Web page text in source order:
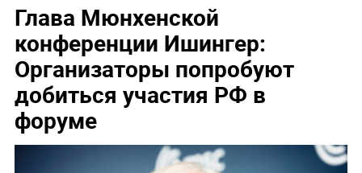
Глава Мюнхенской
конференции Ишингер:
Организаторы попробуют
добиться участия РФ в
форуме